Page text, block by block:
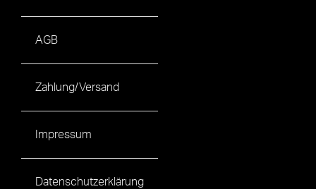
AGB
Zahlung/Versand
Impressum
Datenschutzerklärung